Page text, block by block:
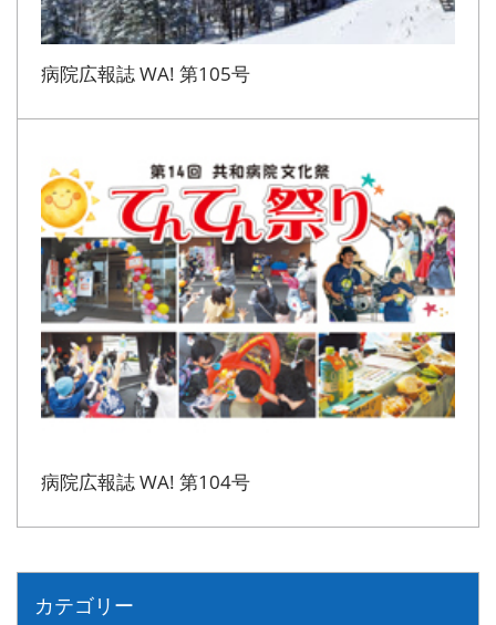
病院広報誌 WA! 第105号
病院広報誌 WA! 第104号
カテゴリー